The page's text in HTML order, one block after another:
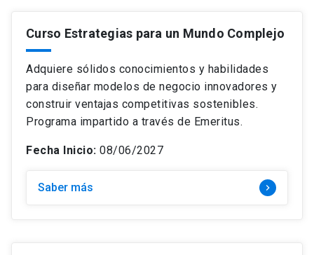
Curso Estrategias para un Mundo Complejo
Adquiere sólidos conocimientos y habilidades
para diseñar modelos de negocio innovadores y
construir ventajas competitivas sostenibles.
Programa impartido a través de Emeritus.
Fecha Inicio: 08/06/2027
Saber más keyboard_arrow_right